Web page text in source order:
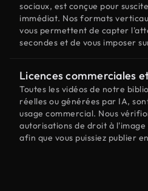
sociaux, est conçue pour
immédiat. Nos formats
vous permettent de capter
secondes et de vous imposer
Licences commerciales
Toutes les vidéos de notre
réelles ou générées par IA,
usage commercial. Nous
autorisations de droit à l'image
afin que vous puissiez publier